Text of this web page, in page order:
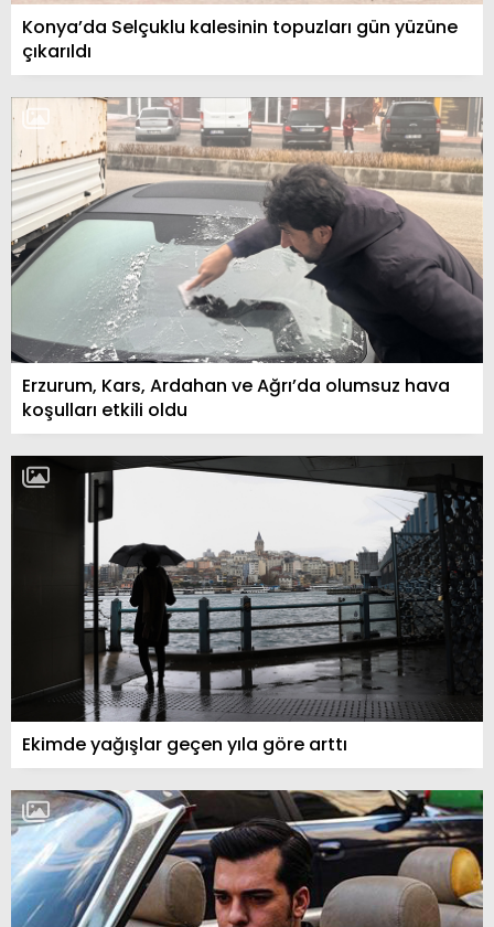
Konya’da Selçuklu kalesinin topuzları gün yüzüne
çıkarıldı
Erzurum, Kars, Ardahan ve Ağrı’da olumsuz hava
koşulları etkili oldu
Ekimde yağışlar geçen yıla göre arttı